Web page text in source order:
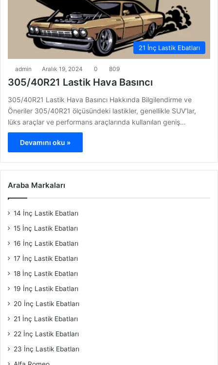
21 İnç Lastik Ebatları
admin Aralık 19, 2024 0 809
305/40R21 Lastik Hava Basıncı
305/40R21 Lastik Hava Basıncı Hakkında Bilgilendirme ve
Öneriler 305/40R21 ölçüsündeki lastikler, genellikle SUV’lar,
lüks araçlar ve performans araçlarında kullanılan geniş…
Devamını oku »
Araba Markaları
14 İnç Lastik Ebatları
15 İnç Lastik Ebatları
16 İnç Lastik Ebatları
17 İnç Lastik Ebatları
18 İnç Lastik Ebatları
19 İnç Lastik Ebatları
20 İnç Lastik Ebatları
21 İnç Lastik Ebatları
22 İnç Lastik Ebatları
23 İnç Lastik Ebatları